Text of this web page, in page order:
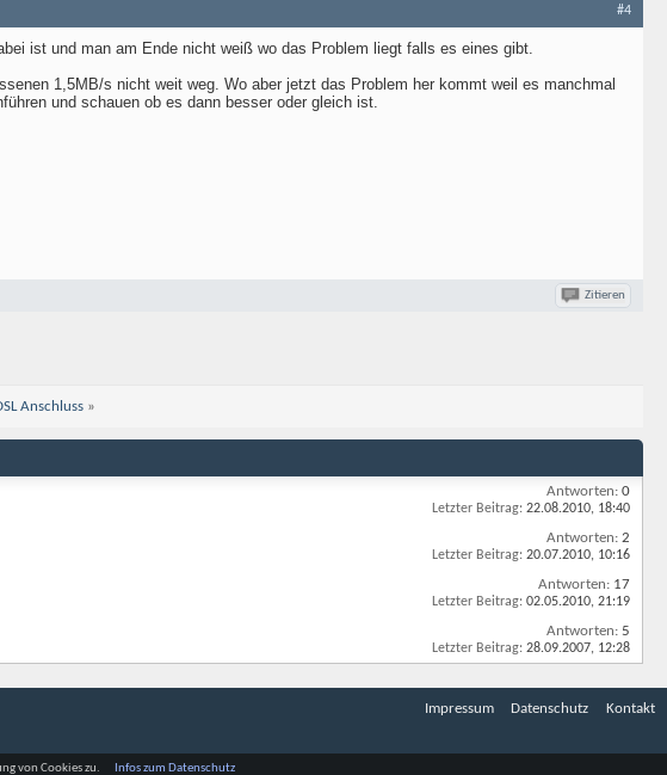
#4
ist und man am Ende nicht weiß wo das Problem liegt falls es eines gibt.
1,5MB/s nicht weit weg. Wo aber jetzt das Problem her kommt weil es manchmal
und schauen ob es dann besser oder gleich ist.
Zitieren
Anschluss »
Antworten: 0
Letzter Beitrag: 22.08.2010, 18:40
Antworten: 2
Letzter Beitrag: 20.07.2010, 10:16
Antworten: 17
Letzter Beitrag: 02.05.2010, 21:19
Antworten: 5
Letzter Beitrag: 28.09.2007, 12:28
Impressum Datenschutz Kontakt
von Cookies zu. Infos zum Datenschutz